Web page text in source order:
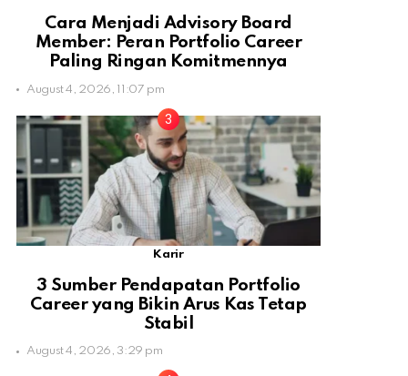
Cara Menjadi Advisory Board
Member: Peran Portfolio Career
Paling Ringan Komitmennya
August 4, 2026, 11:07 pm
Karir
3 Sumber Pendapatan Portfolio
Career yang Bikin Arus Kas Tetap
Stabil
August 4, 2026, 3:29 pm